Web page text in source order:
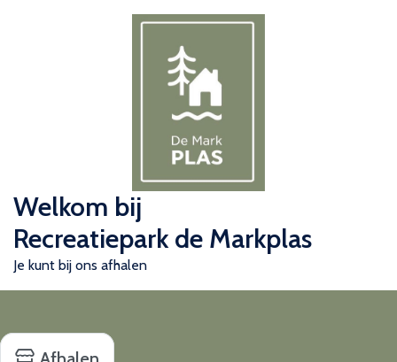
Welkom bij
Recreatiepark de Markplas
Je kunt bij ons afhalen